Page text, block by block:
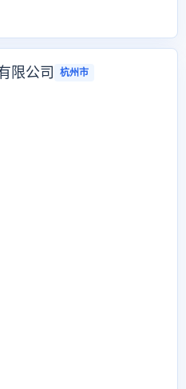
限公司 杭州市